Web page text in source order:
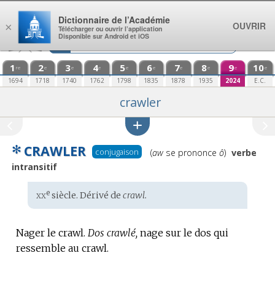
Aller au contenu
1 re
1694
2e
1718
3e
1740
4e
1762
5e
1798
6e
1835
7e
1878
8e
1935
9e
2024
10e
E.C.
crawler
✻ CRAWLER conjugaison
Prononciation
(awse prononce ô) verbe
intransitif
Étymologie
:
xxesiècle. Dérivé de crawl.
Nager le crawl. Dos crawlé, nage sur le dos qui
ressemble au crawl.
×
Dictionnaire de l’Académie
Télécharger ou ouvrir l’application
Disponible sur Android et iOS
OUVRIR